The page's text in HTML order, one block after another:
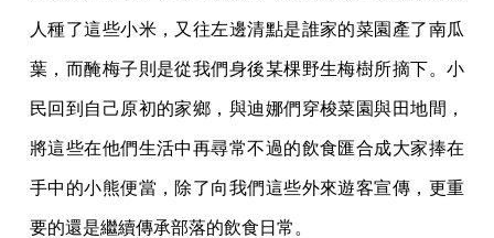
人種了這些小米，又往左邊清點是誰家的菜園產了南瓜
葉，而醃梅子則是從我們身後某棵野生梅樹所摘下。小
民回到自己原初的家鄉，與迪娜們穿梭菜園與田地間，
將這些在他們生活中再尋常不過的飲食匯合成大家捧在
手中的小熊便當，除了向我們這些外來遊客宣傳，更重
要的還是繼續傳承部落的飲食日常。